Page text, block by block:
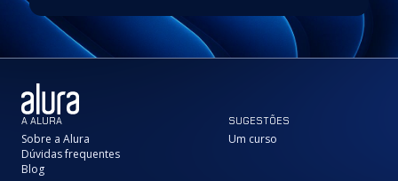
A ALURA
Sobre a Alura
Dúvidas frequentes
Blog
SUGESTÕES
Um curso